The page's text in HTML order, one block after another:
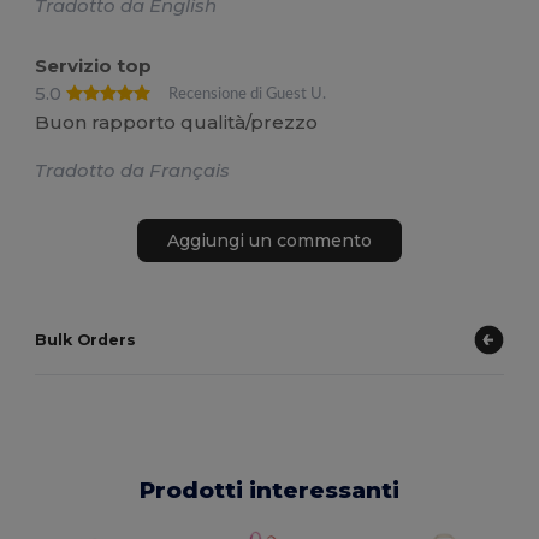
Tradotto da English
Servizio top
5.0
Recensione di Guest U.
Buon rapporto qualità/prezzo
Tradotto da Français
Aggiungi un commento
Bulk Orders
Prodotti interessanti